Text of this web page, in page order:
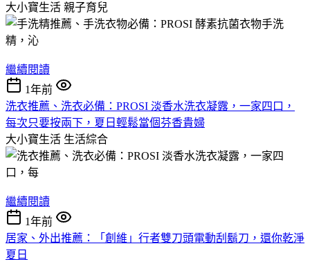
大小寶生活 親子育兒
繼續閱讀
1年前
洗衣推薦、洗衣必備：PROSI 淡香水洗衣凝露，一家四口，
每次只要按兩下，夏日輕鬆當個芬香貴婦
大小寶生活 生活綜合
繼續閱讀
1年前
居家、外出推薦：「創維」行者雙刀頭電動刮鬍刀，還你乾淨
夏日